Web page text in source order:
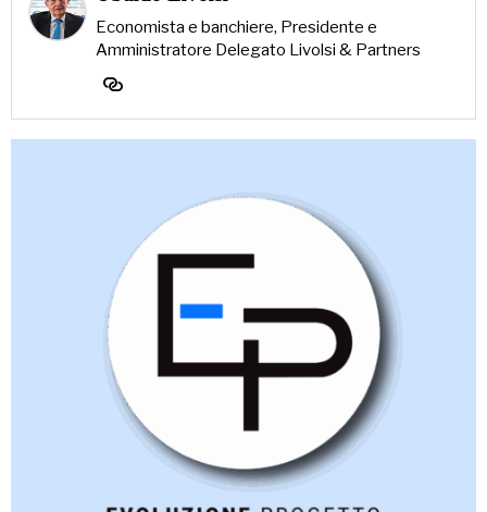
Economista e banchiere, Presidente e
Amministratore Delegato Livolsi & Partners